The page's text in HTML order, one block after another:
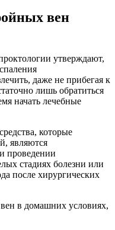
вен
утверждают,
даже не прибегая к
лишь обратиться
начать лечебные
которые
являются
проведении
стадиях болезни или
после хирургических
в домашних условиях,